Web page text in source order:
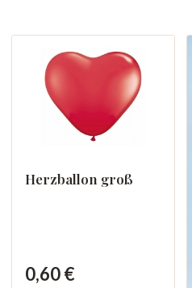
Herzballon groß
0,60 €